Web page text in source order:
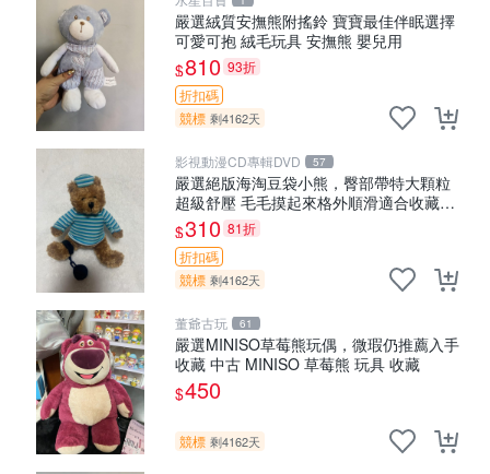
嚴選絨質安撫熊附搖鈴 寶寶最佳伴眠選擇
可愛可抱 絨毛玩具 安撫熊 嬰兒用
$810 93折
折扣碼
競標 剩4162天
影視動漫CD專輯DVD 57
嚴選絕版海淘豆袋小熊，臀部帶特大顆粒
超級舒壓 毛毛摸起來格外順滑適合收藏
100%棉質 豆袋枕 豆袋、抱枕、小熊
$310 81折
折扣碼
競標 剩4162天
董爺古玩 61
嚴選MINISO草莓熊玩偶，微瑕仍推薦入手
收藏 中古 MINISO 草莓熊 玩具 收藏
$450
競標 剩4162天